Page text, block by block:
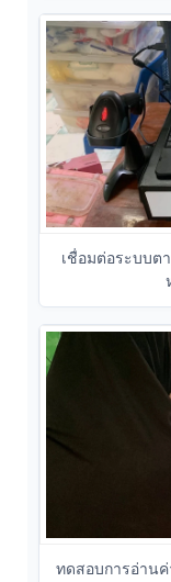
เชื่อมต่อระบบต
ทดสอบการอ่าน